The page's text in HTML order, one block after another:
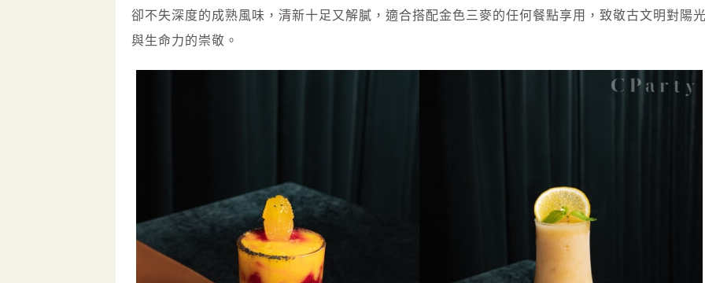
卻不失深度的成熟風味，清新十足又解膩，適合搭配金色三麥的任何餐點享用，致敬古文明對陽
與生命力的崇敬。